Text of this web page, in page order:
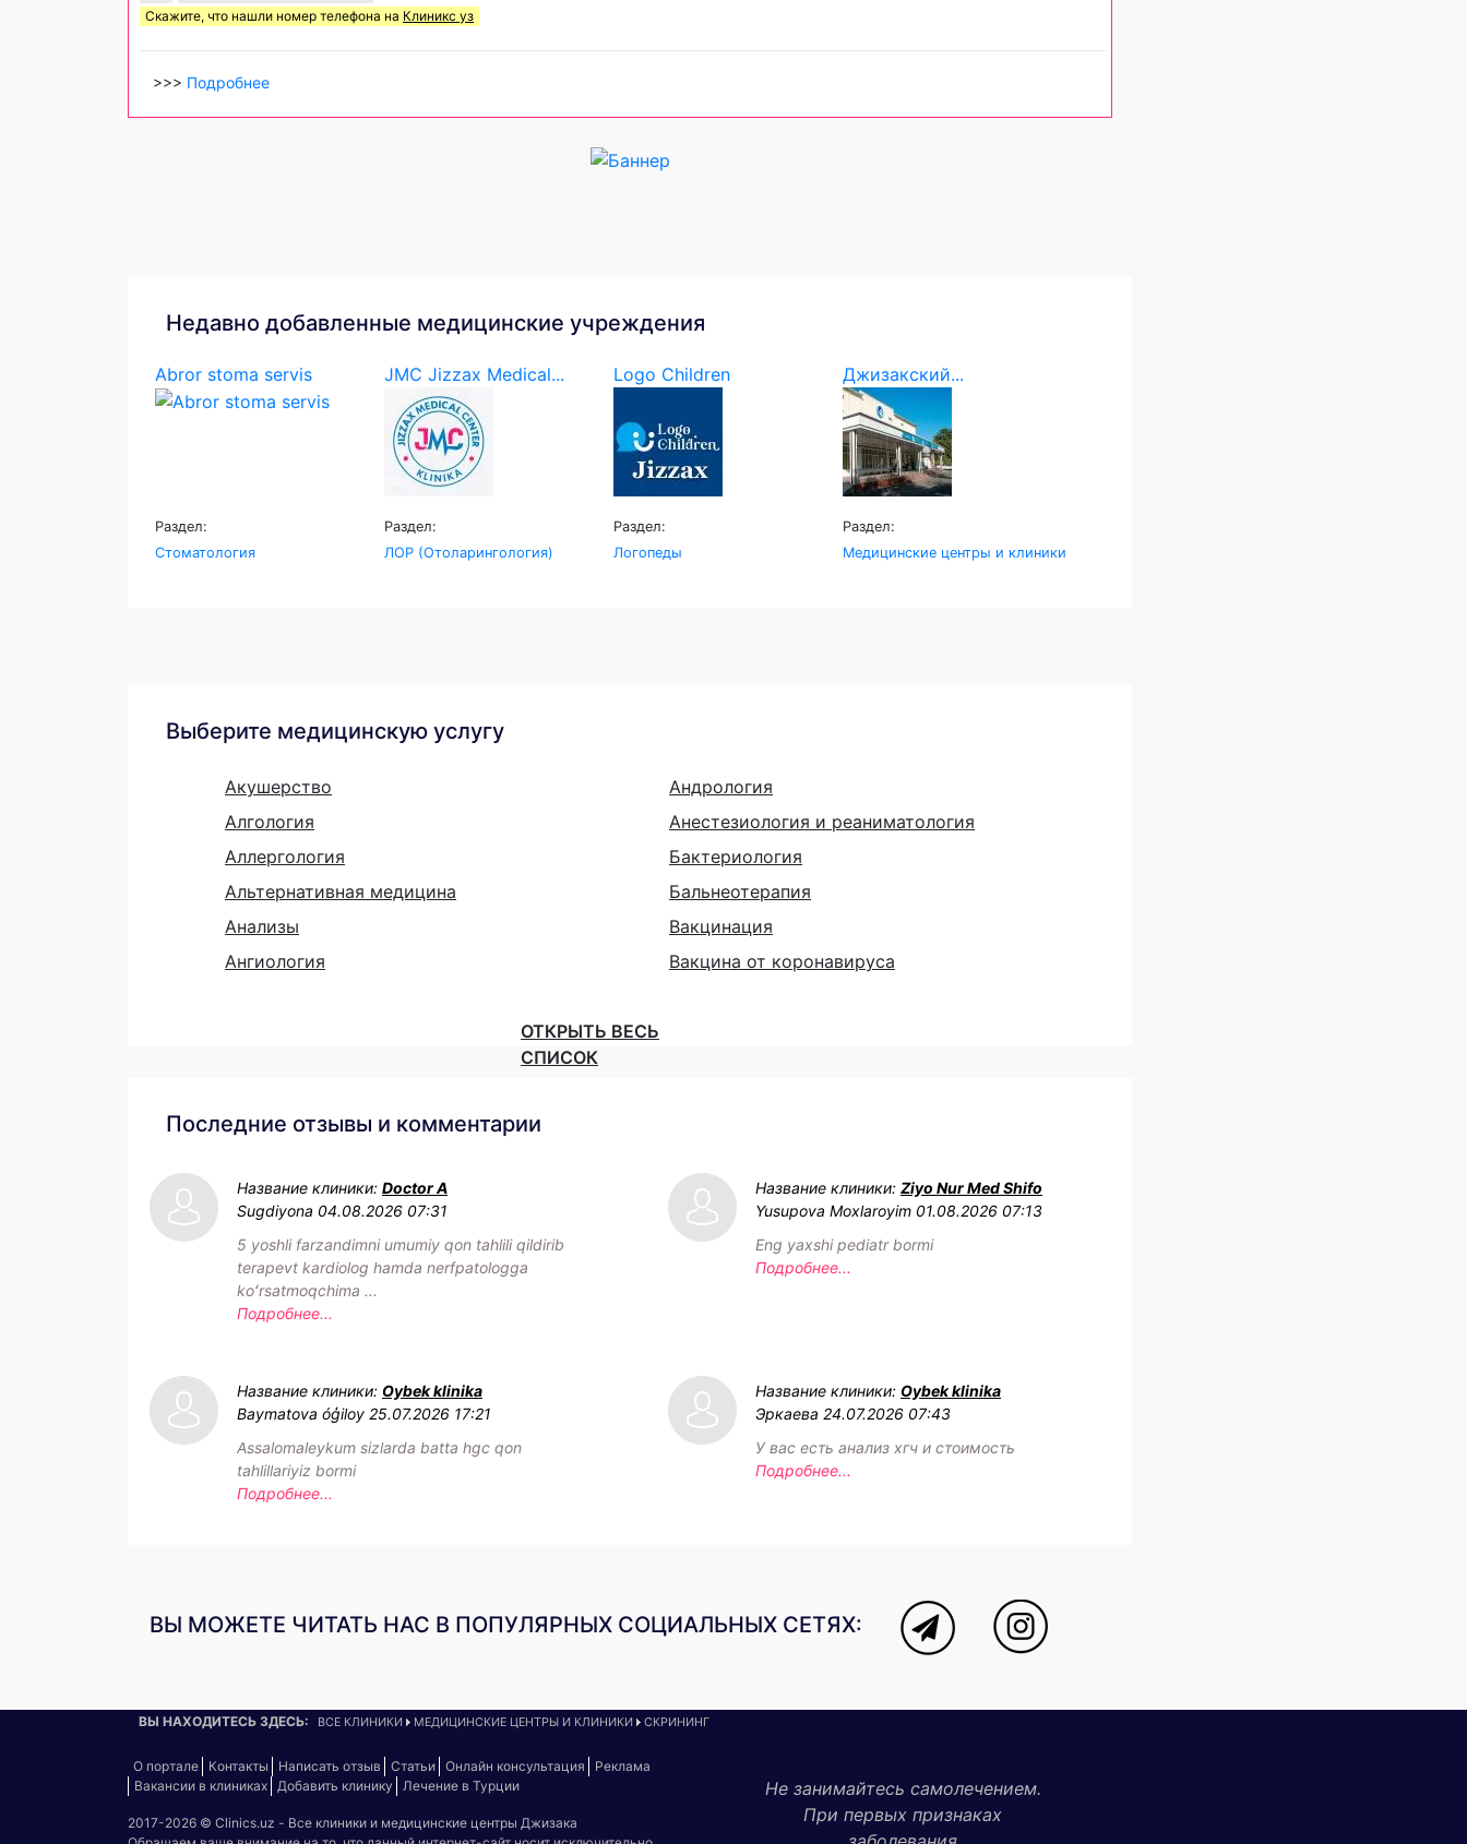
Скажите, что нашли номер телефона на Клиникс уз
>>> Подробнее
Недавно добавленные медицинские учреждения
Abror stoma servis
Раздел:
Стоматология
JMC Jizzax Medical...
Раздел:
ЛОР (Отоларингология)
Logo Children
Раздел:
Логопеды
Джизакский...
Раздел:
Медицинские центры и клиники
Выберите медицинскую услугу
Акушерство
Алгология
Аллергология
Альтернативная медицина
Анализы
Ангиология
Андрология
Анестезиология и реаниматология
Бактериология
Бальнеотерапия
Вакцинация
Вакцина от коронавируса
ОТКРЫТЬ ВЕСЬ
СПИСОК
Последние отзывы и комментарии
Название клиники: Doctor A
Sugdiyona 04.08.2026 07:31
5 yoshli farzandimni umumiy qon tahlili qildirib
terapevt kardiolog hamda nerfpatologga
koʻrsatmoqchima ...
Подробнее...
Название клиники: Ziyo Nur Med Shifo
Yusupova Moxlaroyim 01.08.2026 07:13
Eng yaxshi pediatr bormi
Подробнее...
Название клиники: Oybek klinika
Baymatova óģiloy 25.07.2026 17:21
Assalomaleykum sizlarda batta hgc qon
tahlillariyiz bormi
Подробнее...
Название клиники: Oybek klinika
Эркаева 24.07.2026 07:43
У вас есть анализ хгч и стоимость
Подробнее...
ВЫ МОЖЕТЕ ЧИТАТЬ НАС В ПОПУЛЯРНЫХ СОЦИАЛЬНЫХ СЕТЯХ:
ВЫ НАХОДИТЕСЬ ЗДЕСЬ: ВСЕ КЛИНИКИ МЕДИЦИНСКИЕ ЦЕНТРЫ И КЛИНИКИ СКРИНИНГ
О портале Контакты Написать отзыв Статьи Онлайн консультация
Реклама
Вакансии в клиниках
Добавить клинику Лечение в Турции
2017-2026 © Clinics.uz - Все клиники и медицинские центры Джизака
Не занимайтесь самолечением.
При первых признаках